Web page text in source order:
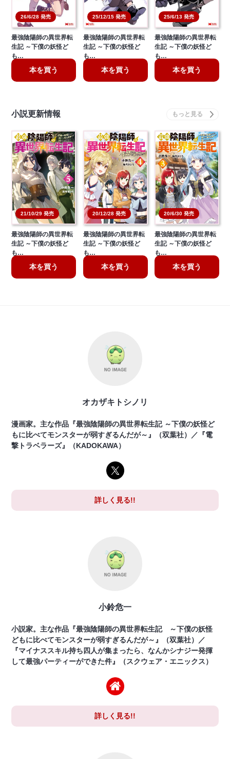
26/6/28 発売
最強陰陽師の異世界転
生記 ～下僕の妖怪ど
も…
本を買う
25/12/15 発売
最強陰陽師の異世界転
生記 ～下僕の妖怪ど
も…
本を買う
25/6/13 発売
最強陰陽師の異世界転
生記 ～下僕の妖怪ど
も…
本を買う
小説更新情報
21/10/29 発売
最強陰陽師の異世界転
生記 ～下僕の妖怪ど
も…
本を買う
20/12/28 発売
最強陰陽師の異世界転
生記 ～下僕の妖怪ど
も…
本を買う
20/6/30 発売
最強陰陽師の異世界転
生記 ～下僕の妖怪ど
も…
本を買う
オカザキトシノリ
漫画家。主な作品『最強陰陽師の異世界転生記 ～下僕の妖怪ど
もに比べてモンスターが弱すぎるんだが～』（双葉社）／『電
撃トラベラーズ』（KADOKAWA）
詳しく見る!!
小鈴危一
小説家。主な作品『最強陰陽師の異世界転生記 ～下僕の妖怪
どもに比べてモンスターが弱すぎるんだが～』（双葉社）／
『マイナススキル持ち四人が集まったら、なんかシナジー発揮
して最強パーティーができた件』（スクウェア・エニックス）
詳しく見る!!